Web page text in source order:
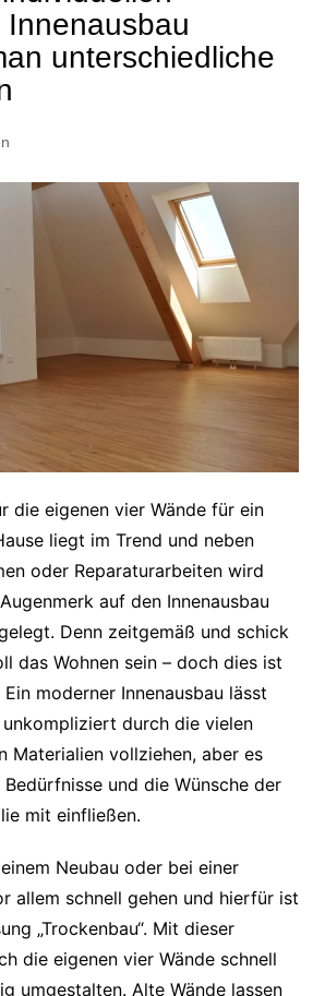
unterschiedliche
die eigenen vier Wände für ein
liegt im Trend und neben
oder Reparaturarbeiten wird
auf den Innenausbau
Denn zeitgemäß und schick
das Wohnen sein – doch dies ist
moderner Innenausbau lässt
durch die vielen
Materialien vollziehen, aber es
Bedürfnisse und die Wünsche der
mit einfließen.
Neubau oder bei einer
allem schnell gehen und hierfür ist
„Trockenbau“. Mit dieser
die eigenen vier Wände schnell
umgestalten. Alte Wände lassen